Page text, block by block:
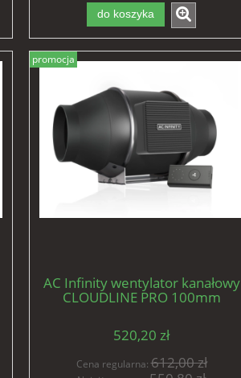
do koszyka
AC Infinity wentylator kanałowy
CLOUDLINE PRO 100mm
prędkości
520,20 zł
Cena regularna:612,00 zł
promocja